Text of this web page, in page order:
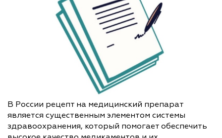
В России рецепт на медицинский препарат
является существенным элементом системы
здравоохранения, который помогает обеспечить